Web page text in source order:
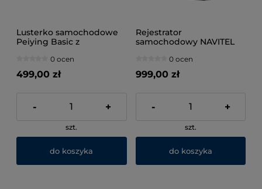
Lusterko samochodowe
Peiying Basic z
cofania L200
0 ocen
499,00 zł
- +
szt.
do koszyka
Rejestrator
samochodowy NAVITEL
0 ocen
999,00 zł
- +
szt.
do koszyka